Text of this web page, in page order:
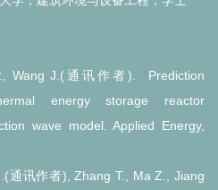
Wang J.(通讯作者). Prediction
energy storage reactor
wave model. Applied Energy,
通讯作者), Zhang T., Ma Z., Jiang